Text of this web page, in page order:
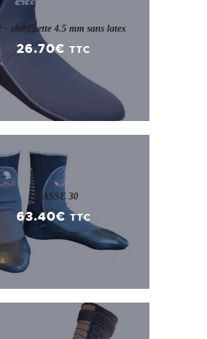
– chaussette 4.5 mm sans latex
26.70€ TTC
CHASSE 30
63.40€ TTC